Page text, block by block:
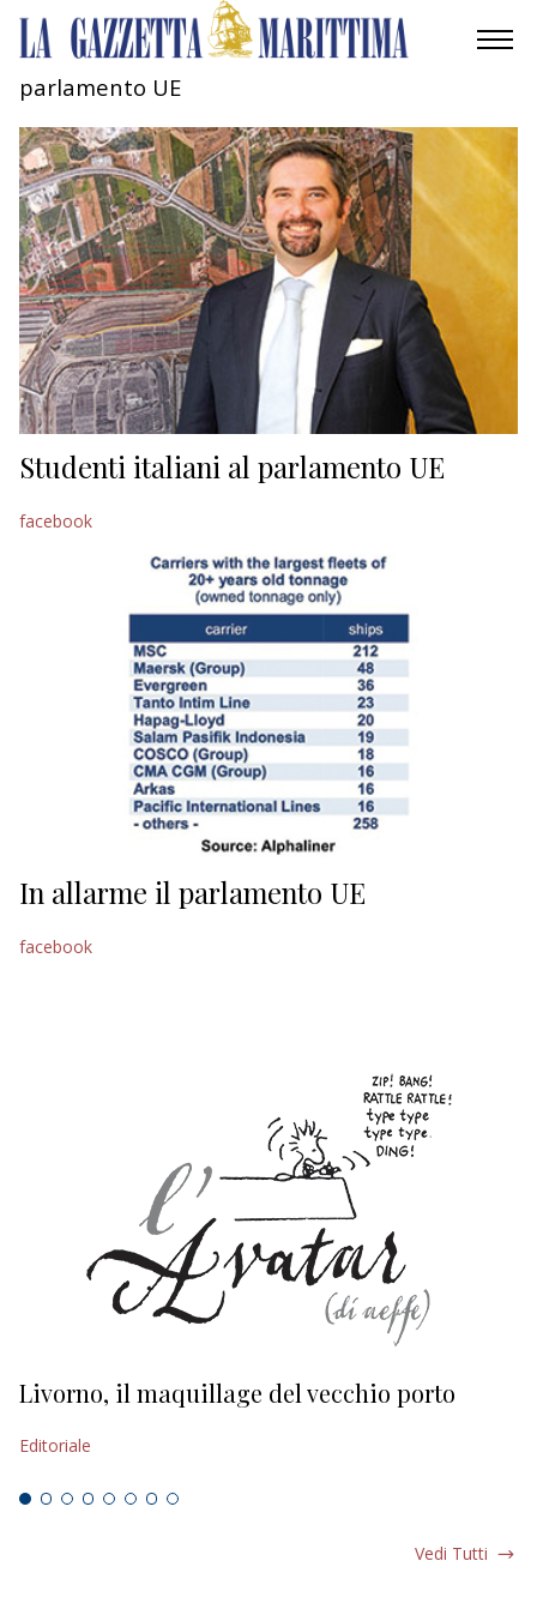
AMBIENTE
MOBILITÀ
INDUSTRIA
RICERCA
ECONOMIA
TURISMO
CULTURA
NAUTICA
parlamento UE
Studenti italiani al parlamento UE
facebook
In allarme il parlamento UE
facebook
Livorno, il maquillage del vecchio porto
Editoriale
Vedi Tutti